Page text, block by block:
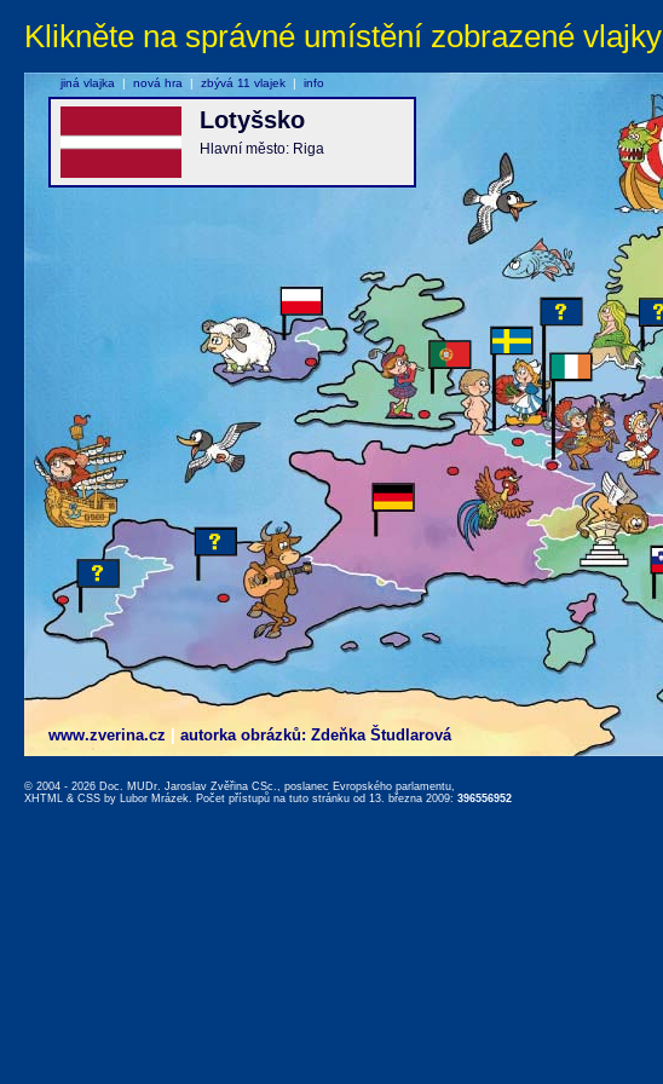
Klikněte na správné umístění zobrazené vlajky
www.zverina.cz autorka obrázků: Zdeňka Študlarová
Lotyšsko
Hlavní město: Riga
jiná vlajka | nová hra | zbývá 11 vlajek | info
© 2004 - 2026 Doc. MUDr. Jaroslav Zvěřina CSc., poslanec Evropského parlamentu,
XHTML & CSS by Lubor Mrázek. Počet přístupů na tuto stránku od 13. března 2009: 396556952